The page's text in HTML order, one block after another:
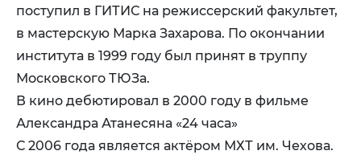
поступил в ГИТИС на режиссерский факультет,
в мастерскую Марка Захарова. По окончании
института в 1999 году был принят в труппу
Московского ТЮЗа.
В кино дебютировал в 2000 году в фильме
Александра Атанесяна «24 часа»
С 2006 года является актёром МХТ им. Чехова.